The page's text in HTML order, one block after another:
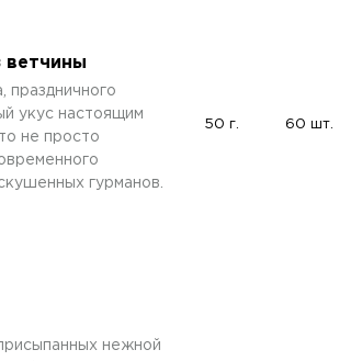
ветчины
укус настоящим
не просто
гурманов.
50 г. 60 шт.
нежной